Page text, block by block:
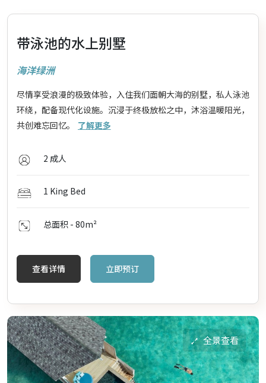
带泳池的水上别墅
海洋绿洲
尽情享受浪漫的极致体验，入住我们面朝大海的别墅，私人泳池
环绕，配备现代化设施。沉浸于终极放松之中，沐浴温暖阳光，
共创难忘回忆。
了解更多
2 成人
1 King Bed
总面积 - 80m²
查看详情 立即预订
全景查看